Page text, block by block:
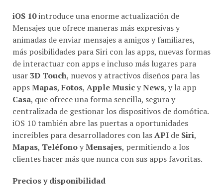
iOS 10introduce una enorme actualización de
Mensajes que ofrece maneras más expresivas y
animadas de enviar mensajes a amigos y familiares,
más posibilidades para Siri con las apps, nuevas formas
de interactuar con apps e incluso más lugares para
usar 3D Touch, nuevos y atractivos diseños para las
appsMapas, Fotos, Apple MusicyNews, y la app
Casa, que ofrece una forma sencilla, segura y
centralizada de gestionar los dispositivos de domótica.
iOS 10 también abre las puertas a oportunidades
increíbles para desarrolladores con lasAPI de Siri,
Mapas, TeléfonoyMensajes, permitiendo a los
clientes hacer más que nunca con sus apps favoritas.
Precios y disponibilidad